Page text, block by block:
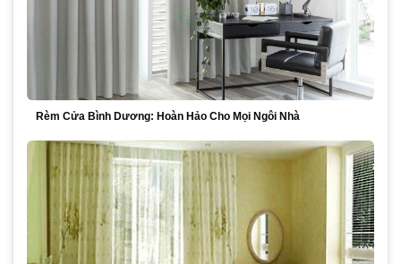
Rèm Cửa Bình Dương: Hoàn Hảo Cho Mọi Ngôi Nhà